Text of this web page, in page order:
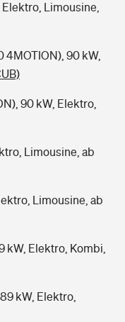
deine Kids
Elektro, Limousine,
4MOTION), 90 kW,
90 kW, Elektro,
Limousine, ab
Limousine, ab
kW, Elektro, Kombi,
89 kW, Elektro,